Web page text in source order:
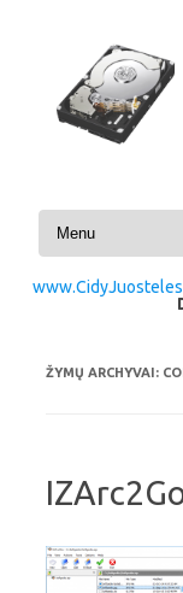
Pereiti prie turinio
ŽYMŲ ARCHYVAI: